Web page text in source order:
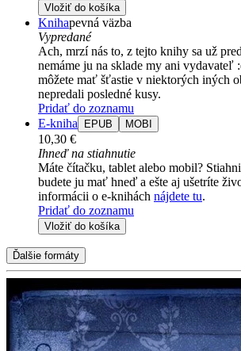
Vložiť do košíka
Knihapevná väzba
Vypredané
Ach, mrzí nás to, z tejto knihy sa už
nemáme ju na sklade my ani vydavateľ
môžete mať šťastie v niektorých iných
nepredali posledné kusy.
Pridať do zoznamu
E-kniha
EPUB MOBI
10,30 €
Ihneď na stiahnutie
Máte čítačku, tablet alebo mobil?
budete ju mať hneď a ešte aj ušetríte
informácii o e-knihách nájdete tu.
Pridať do zoznamu
Vložiť do košíka
Ďalšie formáty